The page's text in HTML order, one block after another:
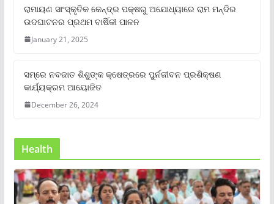
ରାମାୟଣ ସାଂସ୍କୃତିକ କେନ୍ଦ୍ର ପକ୍ଷରୁ ଅଯୋଧ୍ୟାରେ ରାମ ମନ୍ଦିର
ଉଦଘାଟନର ପ୍ରଥମ ବାର୍ଷିକୀ ପାଳନ
January 21, 2025
ସମ୍‌ରେ ନବଜାତ ଶିଶୁଙ୍କ କ୍ଷେତ୍ରରେ ପୁର୍ନଜୀବନ ପ୍ରଶିକ୍ଷଣ
କାର୍ଯ୍ୟକ୍ରମ ଆୟୋଜିତ
December 26, 2024
Health